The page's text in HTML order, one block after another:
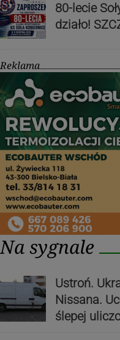
80-lecie
działo!
Reklama
Na sygnale
Ustroń.
Nissana.
ślepej